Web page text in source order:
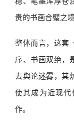
贵的书画合璧之境
整体而言，这套
序、书画双绝，
去舆论迷雾，其
使其成为近现代
作。